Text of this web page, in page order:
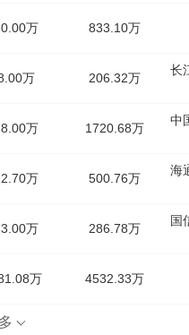
万 833.10万
万 206.32万
长
万 1720.68万
中
万 500.76万
海
万 286.78万
国
万 4532.33万